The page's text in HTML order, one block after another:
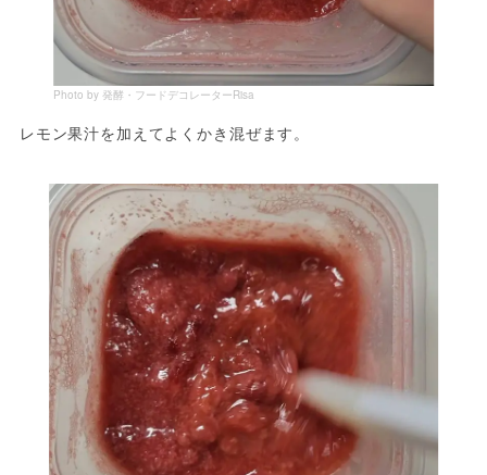
Photo by 発酵・フードデコレーターRisa
レモン果汁を加えてよくかき混ぜます。